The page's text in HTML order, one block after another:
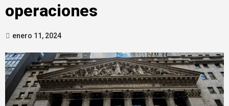
operaciones
enero 11, 2024